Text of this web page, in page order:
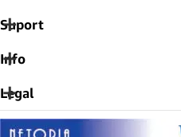
Suport
Info
Legal